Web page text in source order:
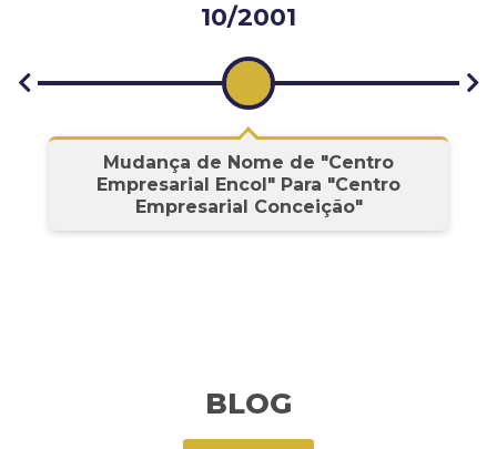
10/2001
Mudança de Nome de "Centro
Empresarial Encol" Para "Centro
Empresarial Conceição"
BLOG